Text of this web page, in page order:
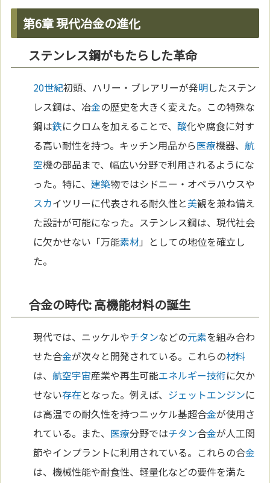
第6章 現代冶金の進化
ステンレス鋼がもたらした革命
20世紀初頭、ハリー・ブレアリーが発明したステン
レス鋼は、冶金の歴史を大きく変えた。この特殊な
鋼は鉄にクロムを加えることで、酸化や腐食に対す
る高い耐性を持つ。キッチン用品から医療機器、航
空機の部品まで、幅広い分野で利用されるようにな
った。特に、建築物ではシドニー・オペラハウスや
スカイツリーに代表される耐久性と美観を兼ね備え
た設計が可能になった。ステンレス鋼は、現代社会
に欠かせない「万能素材」としての地位を確立し
た。
合金の時代: 高機能材料の誕生
現代では、ニッケルやチタンなどの元素を組み合わ
せた合金が次々と開発されている。これらの材料
は、航空宇宙産業や再生可能エネルギー技術に欠か
せない存在となった。例えば、 ジェットエンジンに
は高温での耐久性を持つニッケル基超合金が使用さ
れている。また、 医療分野ではチタン合金が人工関
節やインプラントに利用されている。これらの合金
は、機械性能や耐食性、軽量化などの要件を満た